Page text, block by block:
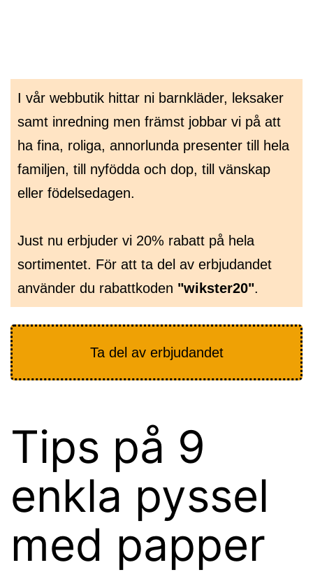
I vår webbutik hittar ni barnkläder, leksaker
samt inredning men främst jobbar vi på att
ha fina, roliga, annorlunda presenter till hela
familjen, till nyfödda och dop, till vänskap
eller födelsedagen.
Just nu erbjuder vi 20% rabatt på hela
sortimentet. För att ta del av erbjudandet
använder du rabattkoden "wikster20".
Ta del av erbjudandet
Tips på 9
enkla pyssel
med papper